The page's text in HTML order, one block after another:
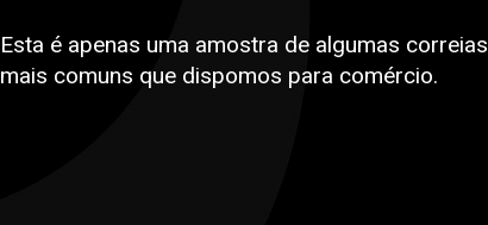
Esta é apenas uma amostra de algumas correias
mais comuns que dispomos para comércio.